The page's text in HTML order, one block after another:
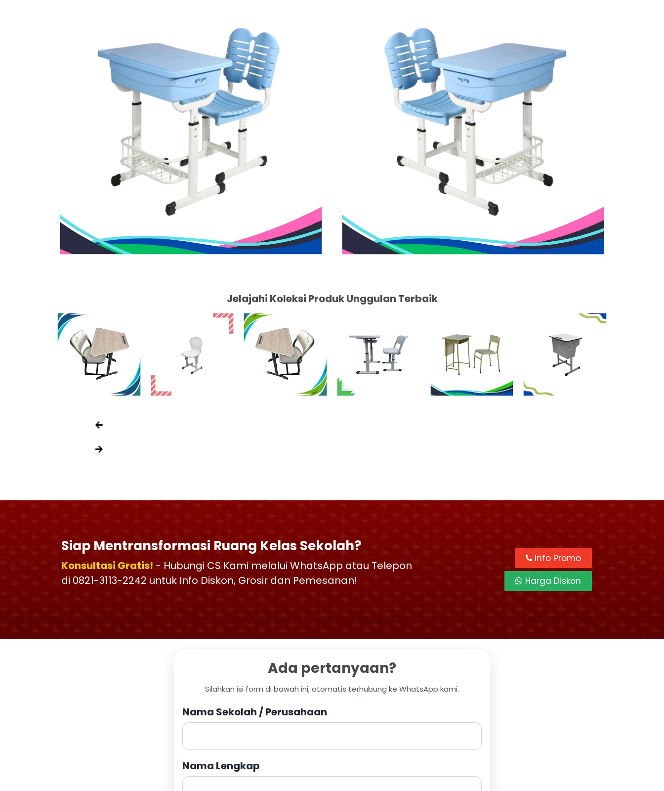
Jelajahi Koleksi Produk Unggulan Terbaik
Siap Mentransformasi Ruang Kelas Sekolah?
Konsultasi Gratis! - Hubungi CS Kami melalui WhatsApp atau Telepon
di 0821-3113-2242 untuk Info Diskon, Grosir dan Pemesanan!
Info Promo
Harga Diskon
Ada pertanyaan?
Silahkan isi form di bawah ini, otomatis terhubung ke WhatsApp kami.
Nama Sekolah / Perusahaan
Nama Lengkap